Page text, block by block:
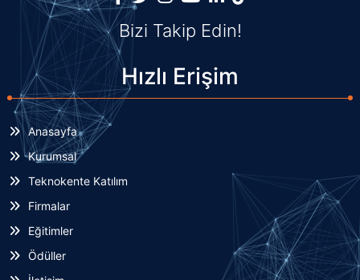
Bizi Takip Edin!
Hızlı Erişim
Anasayfa
Kurumsal
Teknokente Katılım
Firmalar
Eğitimler
Ödüller